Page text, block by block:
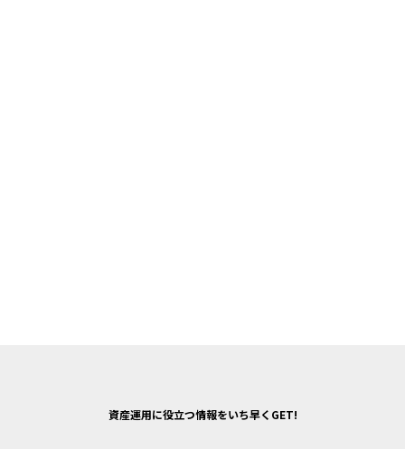
資産運用に役立つ情報をいち早くGET!